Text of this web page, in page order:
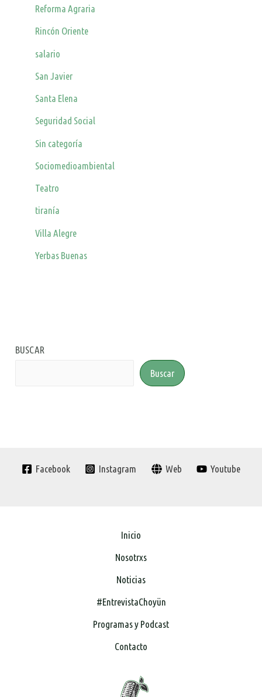
Reforma Agraria
Rincón Oriente
salario
San Javier
Santa Elena
Seguridad Social
Sin categoría
Sociomedioambiental
Teatro
tiranía
Villa Alegre
Yerbas Buenas
BUSCAR
Buscar
Facebook Instagram Web Youtube
Inicio
Nosotrxs
Noticias
#EntrevistaChoyün
Programas y Podcast
Contacto